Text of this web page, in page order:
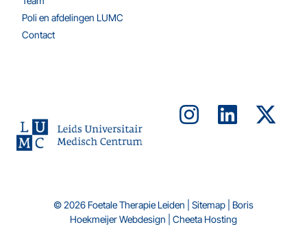
Poli en afdelingen LUMC
Contact
© 2026 Foetale Therapie Leiden | Sitemap Boris
Hoekmeijer Webdesign
Cheeta Hosting